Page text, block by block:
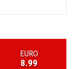
EURO
8.99